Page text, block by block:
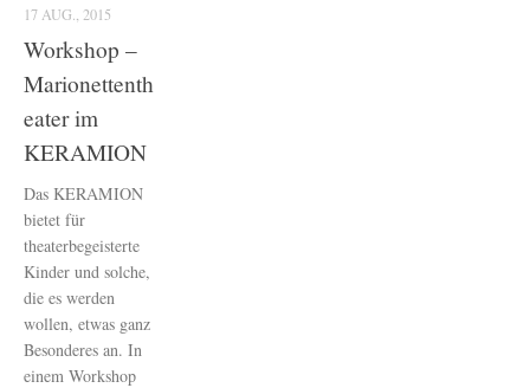
17 AUG., 2015
Workshop –
Marionettenth
eater im
KERAMION
Das KERAMION
bietet für
theaterbegeisterte
Kinder und solche,
die es werden
wollen, etwas ganz
Besonderes an. In
einem Workshop